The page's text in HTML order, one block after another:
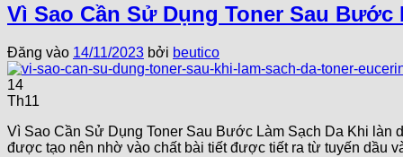
Vì Sao Cần Sử Dụng Toner Sau Bước
Đăng vào 14/11/2023 bởi beutico
14
Th11
Vì Sao Cần Sử Dụng Toner Sau Bước Làm Sạch Da Khi làn
được tạo nên nhờ vào chất bài tiết được tiết ra từ tuyến dầu